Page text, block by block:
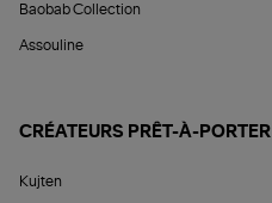
Baobab Collection
Assouline
CRÉATEURS PRÊT-À-PORTER
Kujten